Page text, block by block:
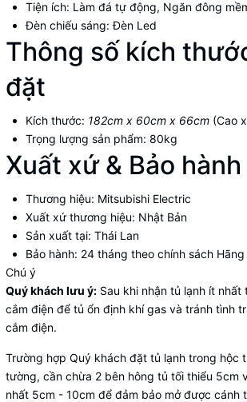
Tiện ích: Làm đá tự động, Ngăn đông
Đèn chiếu sáng:Đèn Led
Thông số kích
đặt
Kích thước: 182cm x 60cm x 66cm (Cao
Trọng lượng sản phẩm: 80kg
Xuất xứ & Bảo hành
Thương hiệu: Mitsubishi Electric
Xuất xứ thương hiệu: Nhật Bản
Sản xuất tại: Thái Lan
Bảo hành: 24 tháng theo chính sách Hãng
Chú ý
Quý khách lưu ý: Sau khi nhận tủ lạnh ít
cắm điện để tủ ổn định khí gas và tránh tình
cắm điện.
Trường hợp Quý khách đặt tủ lạnh trong hộc
tường, cần chừa 2 bên hông tủ tối thiểu 5cm
nhất 5cm - 10cm để đảm bảo mở được cánh